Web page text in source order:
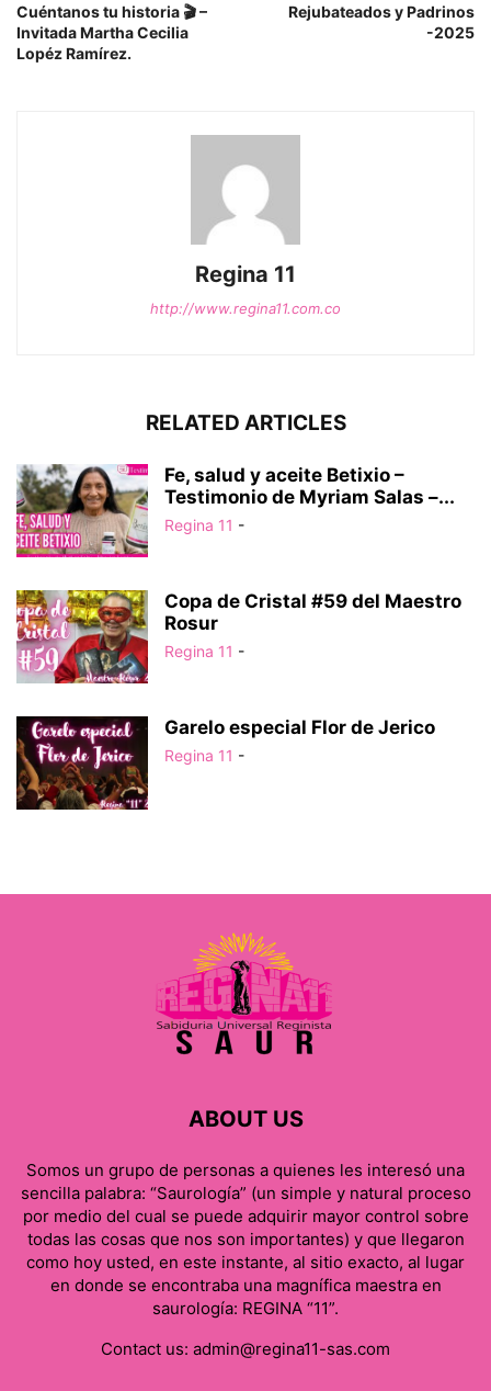
Cuéntanos tu historia 🎬 –
Invitada Martha Cecilia
Lopéz Ramírez.
Rejubateados y Padrinos
-2025
Regina 11
http://www.regina11.com.co
RELATED ARTICLES
Fe, salud y aceite Betixio –
Testimonio de Myriam Salas –...
Regina 11 -
Copa de Cristal #59 del Maestro
Rosur
Regina 11 -
Garelo especial Flor de Jerico
Regina 11 -
ABOUT US
Somos un grupo de personas a quienes les interesó una
sencilla palabra: “Saurología” (un simple y natural proceso
por medio del cual se puede adquirir mayor control sobre
todas las cosas que nos son importantes) y que llegaron
como hoy usted, en este instante, al sitio exacto, al lugar
en donde se encontraba una magnífica maestra en
saurología: REGINA “11”.
Contact us: admin@regina11-sas.com